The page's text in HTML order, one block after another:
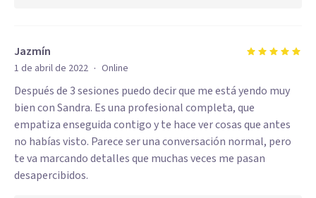
Jazmín
1 de abril de 2022 · Online
Después de 3 sesiones puedo decir que me está yendo muy
bien con Sandra. Es una profesional completa, que
empatiza enseguida contigo y te hace ver cosas que antes
no habías visto. Parece ser una conversación normal, pero
te va marcando detalles que muchas veces me pasan
desapercibidos.